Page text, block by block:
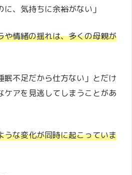
に、気持ちに余裕がない」
や情緒の揺れは、多くの母親が
眠不足だから仕方ない」とだけ
ケアを見逃してしまうことがあ
うな変化が同時に起こっていま